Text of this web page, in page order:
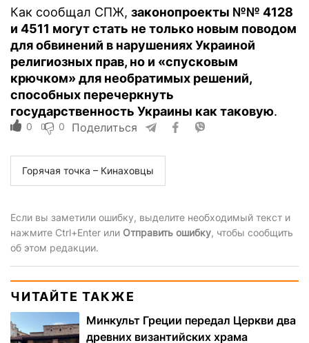
Как сообщал СПЖ, законопроекты №№ 4128
и 4511 могут стать не только новым поводом
для обвинений в нарушениях Украиной
религиозных прав, но и «спусковым
крючком» для необратимых решений,
способных перечеркнуть
государственность Украины как таковую.
0 0 Поделиться
Горячая точка – Кинаховцы
Если вы заметили ошибку, выделите необходимый текст и
нажмите Ctrl+Enter или Отправить ошибку, чтобы сообщить
об этом редакции.
ЧИТАЙТЕ ТАКЖЕ
Минкульт Греции передал Церкви два
древних византийских храма